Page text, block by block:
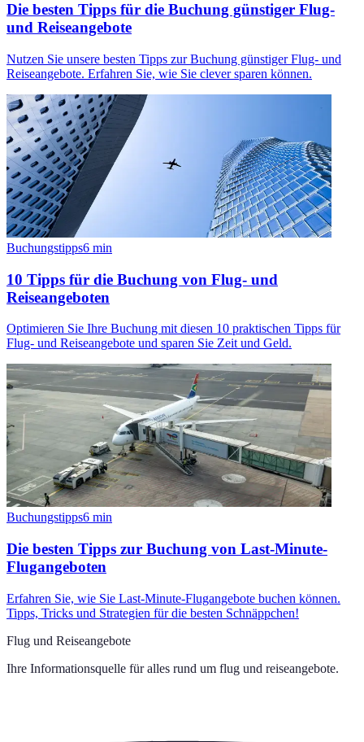
Die besten Tipps für die Buchung günstiger Flug-
und Reiseangebote
Nutzen Sie unsere besten Tipps zur Buchung günstiger Flug- und
Reiseangebote. Erfahren Sie, wie Sie clever sparen können.
Buchungstipps6 min
10 Tipps für die Buchung von Flug- und
Reiseangeboten
Optimieren Sie Ihre Buchung mit diesen 10 praktischen Tipps für
Flug- und Reiseangebote und sparen Sie Zeit und Geld.
Buchungstipps6 min
Die besten Tipps zur Buchung von Last-Minute-
Flugangeboten
Erfahren Sie, wie Sie Last-Minute-Flugangebote buchen können.
Tipps, Tricks und Strategien für die besten Schnäppchen!
Flug und Reiseangebote
Ihre Informationsquelle für alles rund um flug und reiseangebote.